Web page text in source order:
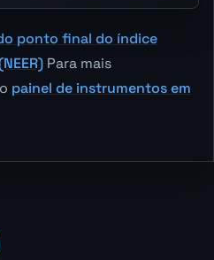
ponto final do índice
Para mais
painel de instrumentos em